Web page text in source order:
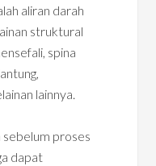
aliran darah
struktural
spina
lainnya.
sebelum proses
dapat